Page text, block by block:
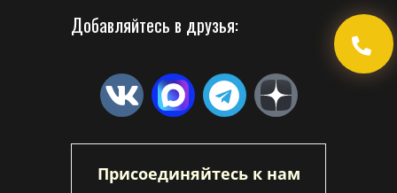
Добавляйтесь в друзья:
Присоединяйтесь к нам